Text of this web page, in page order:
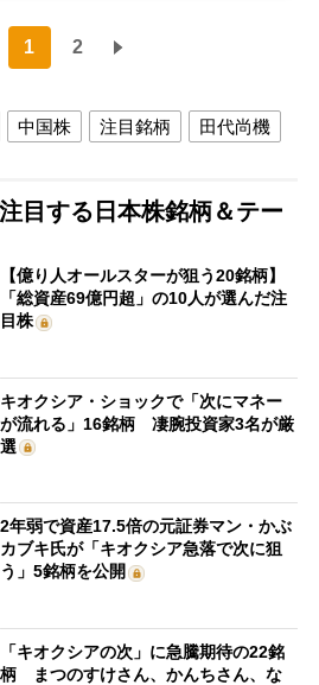
1 2
中国株 注目銘柄 田代尚機
目する日本株銘柄＆テー
【億り人オールスターが狙う20銘柄】
「総資産69億円超」の10人が選んだ注
目株
キオクシア・ショックで「次にマネー
が流れる」16銘柄 凄腕投資家3名が厳
選
2年弱で資産17.5倍の元証券マン・かぶ
カブキ氏が「キオクシア急落で次に狙
う」5銘柄を公開
「キオクシアの次」に急騰期待の22銘
柄 まつのすけさん、かんちさん、な